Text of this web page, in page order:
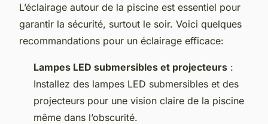
L’éclairage autour de la piscine est essentiel pour
garantir la sécurité, surtout le soir. Voici quelques
recommandations pour un éclairage efficace:
Lampes LED submersibles et projecteurs :
Installez des lampes LED submersibles et des
projecteurs pour une vision claire de la piscine
même dans l’obscurité.